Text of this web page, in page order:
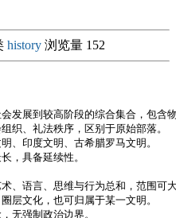
history 浏览量 152
发展到较高阶段的综合集合，包含
织、礼法秩序，区别于原始部落。
、印度文明、古希腊罗马文明。
，具备延续性。
、语言、思维与行为总和，范围可
层文化，也可归属于某一文明。
无强制政治边界。